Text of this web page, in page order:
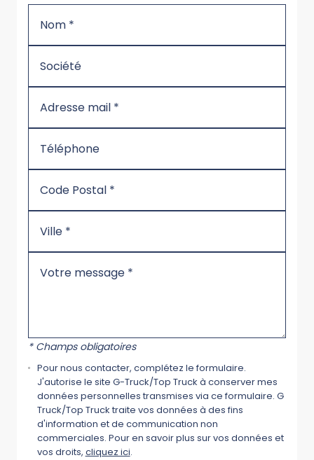
* Champs obligatoires
Pour nous contacter, complétez le formulaire.
J'autorise le site G-Truck/Top Truck à conserver mes
données personnelles transmises via ce formulaire. G
Truck/Top Truck traite vos données à des fins
d'information et de communication non
commerciales. Pour en savoir plus sur vos données et
vos droits, cliquez ici.